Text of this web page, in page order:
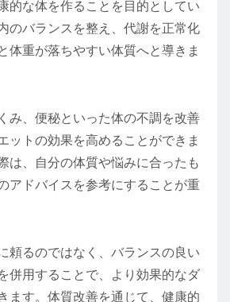
的な体を作ることを目的としてい
のバランスを整え、代謝を正常化
体重が落ちやすい体質へと導きま
み、便秘といった体の不調を改善
ットの効果を高めることができま
は、自分の体質や悩みに合ったも
アドバイスを参考にすることが重
頼るのではなく、バランスの良い
併用することで、より効果的なダ
ます。体質改善を通じて、健康的